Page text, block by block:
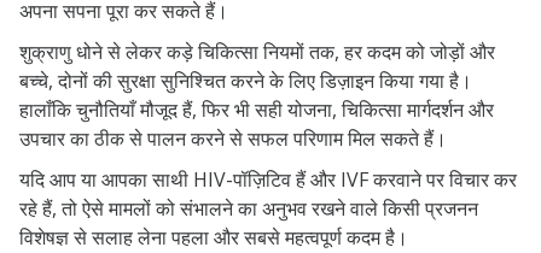
अपना सपना पूरा कर सकते हैं।
शुक्राणु धोने से लेकर कड़े चिकित्सा नियमों तक, हर कदम को जोड़ों और
बच्चे, दोनों की सुरक्षा सुनिश्चित करने के लिए डिज़ाइन किया गया है।
हालाँकि चुनौतियाँ मौजूद हैं, फिर भी सही योजना, चिकित्सा मार्गदर्शन और
उपचार का ठीक से पालन करने से सफल परिणाम मिल सकते हैं।
यदि आप या आपका साथी HIV-पॉज़िटिव हैं और IVF करवाने पर विचार कर
रहे हैं, तो ऐसे मामलों को संभालने का अनुभव रखने वाले किसी प्रजनन
विशेषज्ञ से सलाह लेना पहला और सबसे महत्वपूर्ण कदम है।